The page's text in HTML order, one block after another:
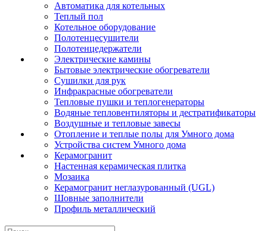
Автоматика для котельных
Теплый пол
Котельное оборудование
Полотенцесушители
Полотенцедержатели
Электрические камины
Бытовые электрические обогреватели
Сушилки для рук
Инфракрасные обогреватели
Тепловые пушки и теплогенераторы
Водяные тепловентиляторы и дестратификаторы
Воздушные и тепловые завесы
Отопление и теплые полы для Умного дома
Устройства систем Умного дома
Керамогранит
Настенная керамическая плитка
Мозаика
Керамогранит неглазурованный (UGL)
Шовные заполнители
Профиль металлический